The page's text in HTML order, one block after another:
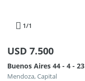
1/1
USD 7.500
Buenos Aires 44 - 4 - 23
Mendoza, Capital